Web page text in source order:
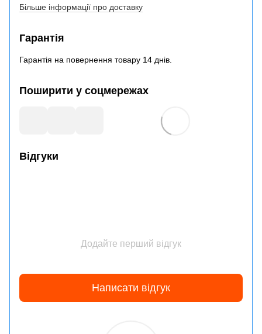
Більше інформації про доставку
Гарантія
Гарантія на повернення товару 14 днів.
Поширити у соцмережах
Відгуки
Додайте перший відгук
Написати відгук